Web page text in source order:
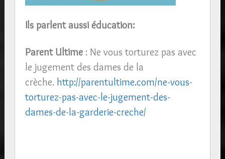
Ils parlent aussi éducation:
Parent Ultime: Ne vous torturez pas avec
le jugement des dames de la
crèche. http://parentultime.com/ne-vous-
torturez-pas-avec-le-jugement-des-
dames-de-la-garderie-creche/